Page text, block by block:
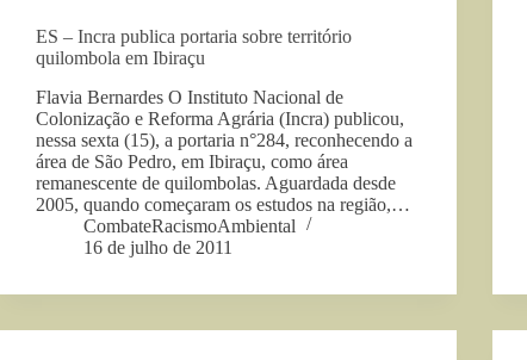
ES – Incra publica portaria sobre território
quilombola em Ibiraçu
Flavia Bernardes O Instituto Nacional de
Colonização e Reforma Agrária (Incra) publicou,
nessa sexta (15), a portaria n°284, reconhecendo a
área de São Pedro, em Ibiraçu, como área
remanescente de quilombolas. Aguardada desde
2005, quando começaram os estudos na região,…
CombateRacismoAmbiental
16 de julho de 2011